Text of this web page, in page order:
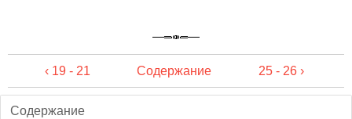
‹ 19 - 21 Содержание 25 - 26 ›
Содержание